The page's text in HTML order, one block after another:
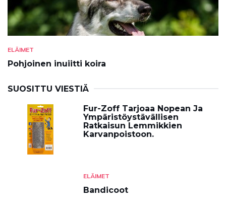
ELÄIMET
Pohjoinen inuiitti koira
SUOSITTU VIESTIÄ
Fur-Zoff Tarjoaa Nopean Ja
Ympäristöystävällisen
Ratkaisun Lemmikkien
Karvanpoistoon.
ELÄIMET
Bandicoot